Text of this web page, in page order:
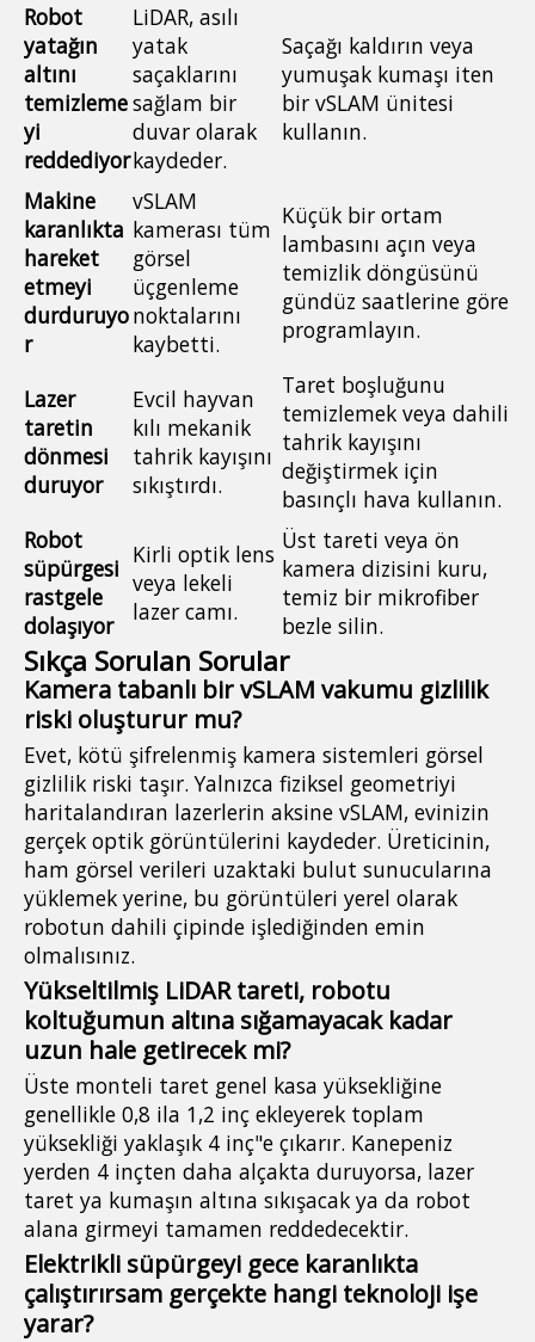
Robot
yatağın
altını
temizleme
yi
reddediyor
LiDAR, asılı
yatak
saçaklarını
sağlam bir
duvar olarak
kaydeder.
Saçağı kaldırın veya
yumuşak kumaşı iten
bir vSLAM ünitesi
kullanın.
Makine
karanlıkta
hareket
etmeyi
durduruyo
r
vSLAM
kamerası tüm
görsel
üçgenleme
noktalarını
kaybetti.
Küçük bir ortam
lambasını açın veya
temizlik döngüsünü
gündüz saatlerine göre
programlayın.
Lazer
taretin
dönmesi
duruyor
Evcil hayvan
kılı mekanik
tahrik kayışını
sıkıştırdı.
Taret boşluğunu
temizlemek veya dahili
tahrik kayışını
değiştirmek için
basınçlı hava kullanın.
Robot
süpürgesi
rastgele
dolaşıyor
Kirli optik lens
veya lekeli
lazer camı.
Üst tareti veya ön
kamera dizisini kuru,
temiz bir mikrofiber
bezle silin.
Sıkça Sorulan Sorular
Kamera tabanlı bir vSLAM vakumu gizlilik
riski oluşturur mu?
Evet, kötü şifrelenmiş kamera sistemleri görsel
gizlilik riski taşır. Yalnızca fiziksel geometriyi
haritalandıran lazerlerin aksine vSLAM, evinizin
gerçek optik görüntülerini kaydeder. Üreticinin,
ham görsel verileri uzaktaki bulut sunucularına
yüklemek yerine, bu görüntüleri yerel olarak
robotun dahili çipinde işlediğinden emin
olmalısınız.
Yükseltilmiş LiDAR tareti, robotu
koltuğumun altına sığamayacak kadar
uzun hale getirecek mi?
Üste monteli taret genel kasa yüksekliğine
genellikle 0,8 ila 1,2 inç ekleyerek toplam
yüksekliği yaklaşık 4 inç"e çıkarır. Kanepeniz
yerden 4 inçten daha alçakta duruyorsa, lazer
taret ya kumaşın altına sıkışacak ya da robot
alana girmeyi tamamen reddedecektir.
Elektrikli süpürgeyi gece karanlıkta
çalıştırırsam gerçekte hangi teknoloji işe
yarar?